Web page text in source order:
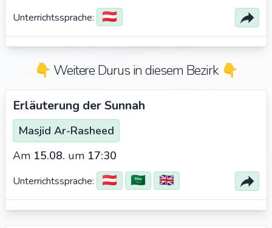
Unterrichtssprache: 🇦🇹
👇 Weitere Durus in diesem Bezirk 👇
Erläuterung der Sunnah
Masjid Ar-Rasheed
Am 15.08. um 17:30
Unterrichtssprache: 🇦🇹 🇸🇦 🇬🇧